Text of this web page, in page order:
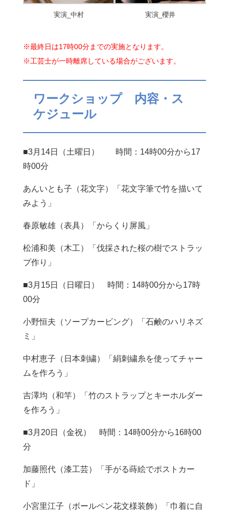
実演_中村 実演_櫻井
※最終日は17時00分までの実施となります。
※工芸士が一時離席している場合がございます。
ワークショップ 内容・ス
ケジュール
■3月14日（土曜日） 時間：14時00分から17
時00分
あんいとも子（花文字）「花文字筆で竹を描いて
みよう」
春原敏雄（表具）「からくり屏風」
松浦和美（木工）「伐採された桜の樹でストラッ
プ作り」
■3月15日（日曜日） 時間：14時00分から17時
00分
小野恒夫（ソープカービング）「石鹸のハリネズ
ミ」
中村恵子（日本刺繍）「絹刺繍糸を使ってチャー
ムを作ろう」
吉澤均（和竿）「竹のストラップとキーホルダー
を作ろう」
■3月20日（金祝） 時間：14時00分から16時00
分
加藤照代（漆工芸）「手がる蒔絵でポストカー
ド」
小宮里江子（ボールペン花文様装飾）「巾着に自